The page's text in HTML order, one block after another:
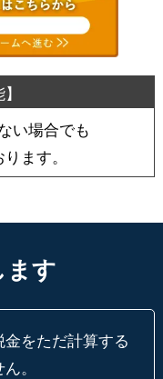
い場合でも
ます。
ます
をただ計算する
。